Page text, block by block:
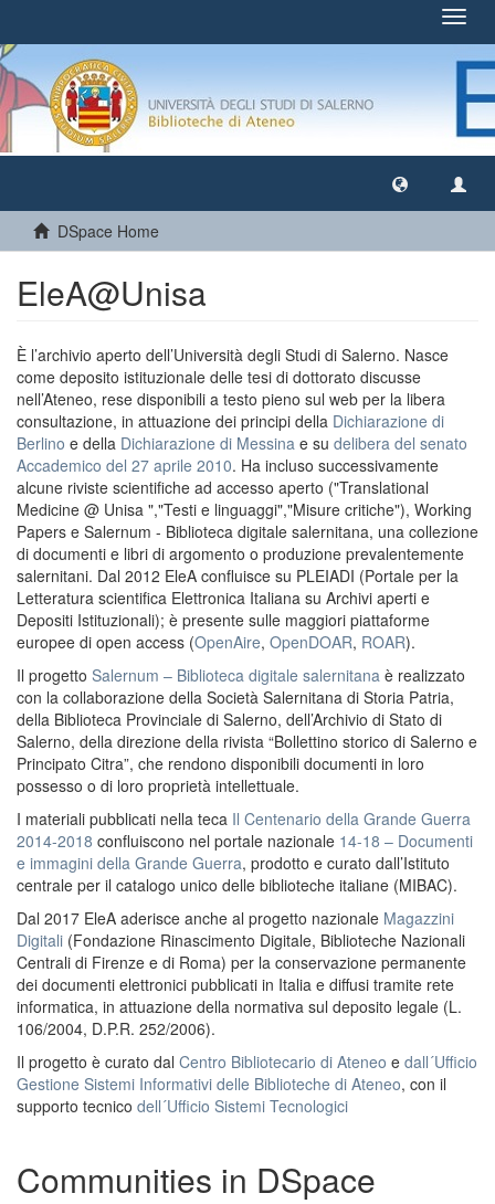
DSpace Home
EleA@Unisa
È l’archivio aperto dell’Università degli Studi di Salerno. Nasce
come deposito istituzionale delle tesi di dottorato discusse
nell’Ateneo, rese disponibili a testo pieno sul web per la libera
consultazione, in attuazione dei principi della Dichiarazione di
Berlino e della Dichiarazione di Messina e su delibera del senato
Accademico del 27 aprile 2010. Ha incluso successivamente
alcune riviste scientifiche ad accesso aperto ("Translational
Medicine @ Unisa ","Testi e linguaggi","Misure critiche"), Working
Papers e Salernum - Biblioteca digitale salernitana, una collezione
di documenti e libri di argomento o produzione prevalentemente
salernitani. Dal 2012 EleA confluisce su PLEIADI (Portale per la
Letteratura scientifica Elettronica Italiana su Archivi aperti e
Depositi Istituzionali); è presente sulle maggiori piattaforme
europee di open access (OpenAire, OpenDOAR, ROAR).
Il progetto Salernum – Biblioteca digitale salernitana è realizzato
con la collaborazione della Società Salernitana di Storia Patria,
della Biblioteca Provinciale di Salerno, dell’Archivio di Stato di
Salerno, della direzione della rivista “Bollettino storico di Salerno e
Principato Citra”, che rendono disponibili documenti in loro
possesso o di loro proprietà intellettuale.
I materiali pubblicati nella teca Il Centenario della Grande Guerra
2014-2018 confluiscono nel portale nazionale 14-18 – Documenti
e immagini della Grande Guerra, prodotto e curato dall’Istituto
centrale per il catalogo unico delle biblioteche italiane (MIBAC).
Dal 2017 EleA aderisce anche al progetto nazionale Magazzini
Digitali (Fondazione Rinascimento Digitale, Biblioteche Nazionali
Centrali di Firenze e di Roma) per la conservazione permanente
dei documenti elettronici pubblicati in Italia e diffusi tramite rete
informatica, in attuazione della normativa sul deposito legale (L.
106/2004, D.P.R. 252/2006).
Il progetto è curato dal Centro Bibliotecario di Ateneo e dall´Ufficio
Gestione Sistemi Informativi delle Biblioteche di Ateneo, con il
supporto tecnico dell´Ufficio Sistemi Tecnologici
Communities in DSpace